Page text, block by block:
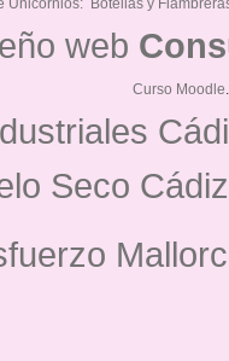
Unicornios: Botellas y
web
Curso Moodle
Seco Cádiz